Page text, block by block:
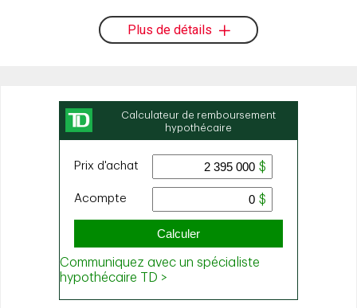
Plus de détails